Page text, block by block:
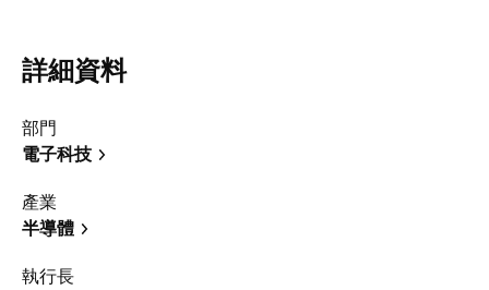
詳細資料
部門
電子科技
產業
半導體
執行長